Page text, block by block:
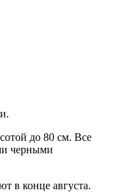
до 80 см. Все
черными
в конце августа.